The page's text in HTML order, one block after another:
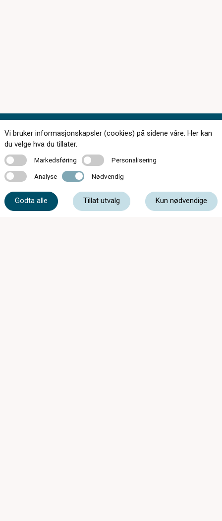
Kontakt oss
Vi bruker informasjonskapsler (cookies) på sidene våre. Her kan
du velge hva du tillater.
MarkedsføringMarkedsføring PersonaliseringPersonalisering
Analyse Analyse Nødvendig Nødvendig
Godta alle Tillat utvalg Kun nødvendige